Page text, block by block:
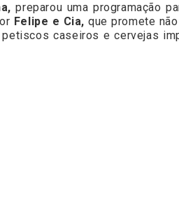
preparou uma programação
Felipe e Cia,que promete
caseiros e cervejas